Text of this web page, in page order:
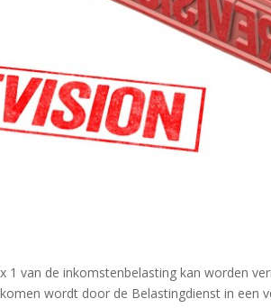
1 van de inkomstenbelasting kan worden
wordt door de Belastingdienst in een